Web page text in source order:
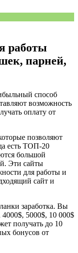
работы
парней,
способ
возможность
оплату от
позволяют
есть ТОП-20
большой
Эти сайты
для работы и
сайт и
заработка. Вы
4000$, 5000$, 10 000$
получать до 10
бонусов от